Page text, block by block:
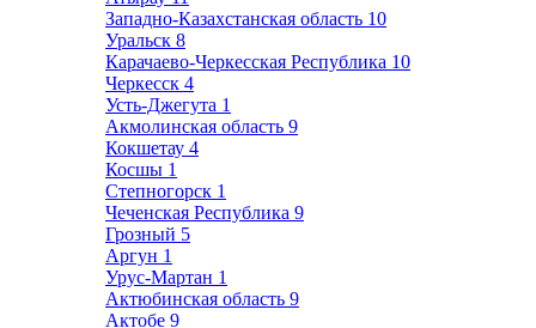
Западно-Казахстанская область 10
Уральск 8
Карачаево-Черкесская Республика 10
Черкесск 4
Усть-Джегута 1
Акмолинская область 9
Кокшетау 4
Косшы 1
Степногорск 1
Чеченская Республика 9
Грозный 5
Аргун 1
Урус-Мартан 1
Актюбинская область 9
Актобе 9